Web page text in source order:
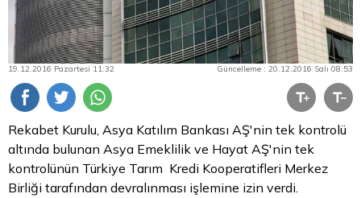
19.12.2016 Pazartesi 11:32 Güncelleme : 20.12.2016 Salı 08:53
Rekabet Kurulu, Asya Katılım Bankası AŞ'nin tek kontrolü
altında bulunan Asya Emeklilik ve Hayat AŞ'nin tek
kontrolünün Türkiye Tarım Kredi Kooperatifleri Merkez
Birliği tarafından devralınması işlemine izin verdi.